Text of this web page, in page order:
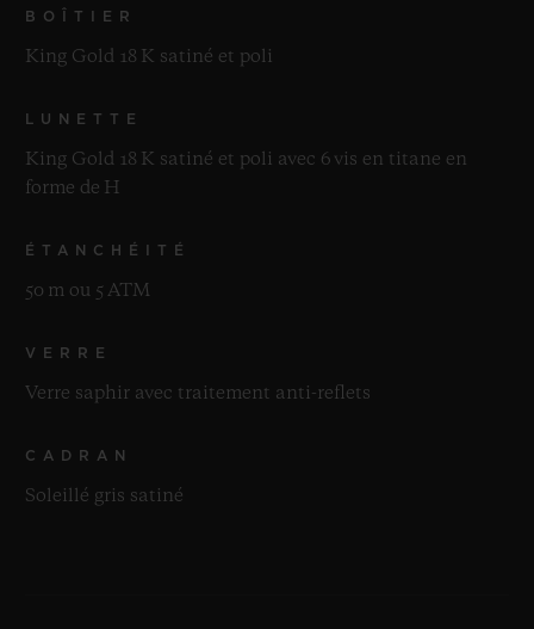
BOÎTIER
King Gold 18 K satiné et poli
LUNETTE
King Gold 18 K satiné et poli avec 6 vis en titane en
forme de H
ÉTANCHÉITÉ
50 m ou 5 ATM
VERRE
Verre saphir avec traitement anti-reflets
CADRAN
Soleillé gris satiné